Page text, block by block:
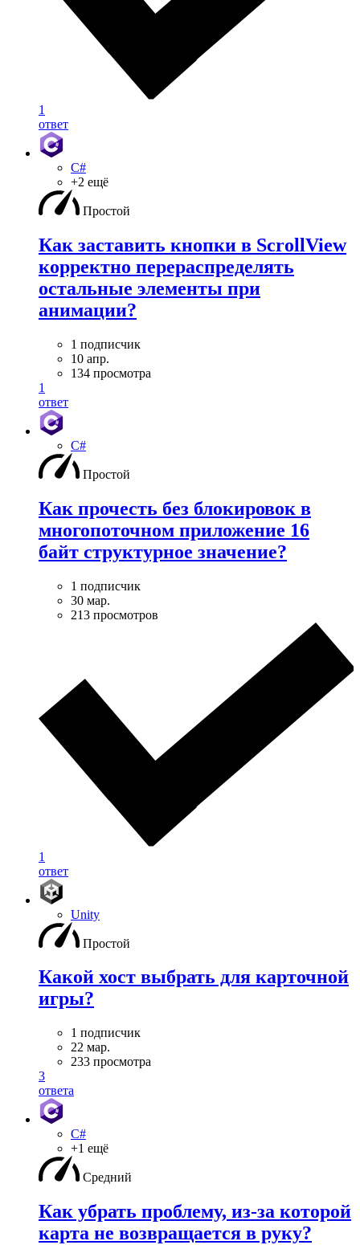
1
ответ
C#
+2 ещё
Простой
Как заставить кнопки в ScrollView
корректно перераспределять
остальные элементы при
анимации?
1 подписчик
10 апр.
134 просмотра
1
ответ
C#
Простой
Как прочесть без блокировок в
многопоточном приложение 16
байт структурное значение?
1 подписчик
30 мар.
213 просмотров
1
ответ
Unity
Простой
Какой хост выбрать для карточной
игры?
1 подписчик
22 мар.
233 просмотра
3
ответа
C#
+1 ещё
Средний
Как убрать проблему, из-за которой
карта не возвращается в руку?